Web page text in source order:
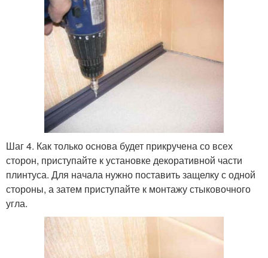
Шаг 4. Как только основа будет прикручена со всех
сторон, приступайте к установке декоративной части
плинтуса. Для начала нужно поставить защелку с одной
стороны, а затем приступайте к монтажу стыковочного
угла.